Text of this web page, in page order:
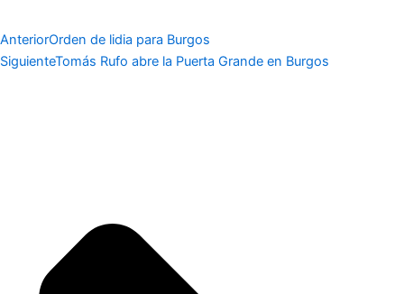
AnteriorOrden de lidia para Burgos
SiguienteTomás Rufo abre la Puerta Grande en Burgos